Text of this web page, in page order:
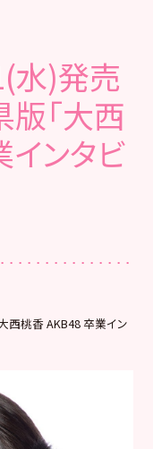
水)発売
「大西
ンタビ
西桃香 AKB48 卒業イン